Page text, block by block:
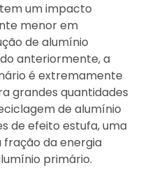
um impacto
menor em
de alumínio
anteriormente, a
é extremamente
grandes quantidades
de alumínio
de efeito estufa, uma
fração da energia
primário.